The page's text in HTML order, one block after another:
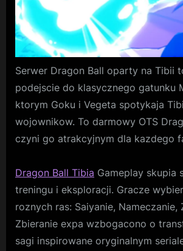
Serwer Dragon Ball oparty na Tibii
podejscie do klasycznego gatunku
ktorym Goku i Vegeta spotykaja
wojownikow. To darmowy OTS
czyni go atrakcyjnym dla kazdego
Dragon Ball Tibia Gameplay skupia
treningu i eksploracji. Gracze
roznych ras: Saiyanie, Nameczanie,
Zbieranie expa wzbogacono o
sagi inspirowane oryginalnym